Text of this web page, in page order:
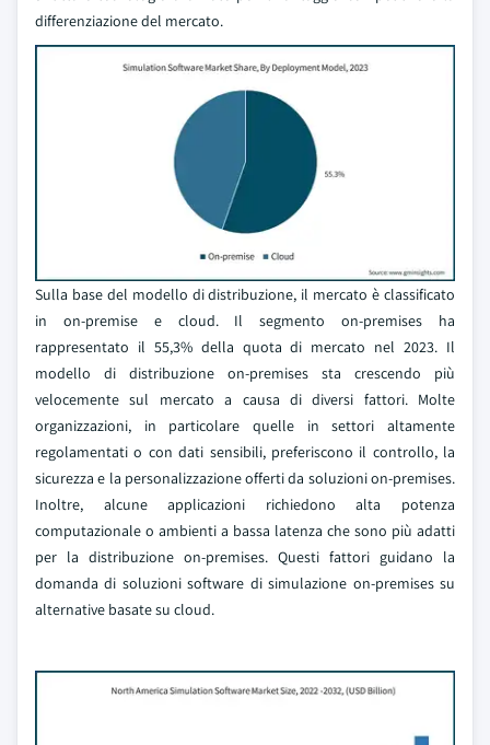
differenziazione del mercato.
Sulla base del modello di distribuzione, il mercato è classificato
in on-premise e cloud. Il segmento on-premises ha
rappresentato il 55,3% della quota di mercato nel 2023. Il
modello di distribuzione on-premises sta crescendo più
velocemente sul mercato a causa di diversi fattori. Molte
organizzazioni, in particolare quelle in settori altamente
regolamentati o con dati sensibili, preferiscono il controllo, la
sicurezza e la personalizzazione offerti da soluzioni on-premises.
Inoltre, alcune applicazioni richiedono alta potenza
computazionale o ambienti a bassa latenza che sono più adatti
per la distribuzione on-premises. Questi fattori guidano la
domanda di soluzioni software di simulazione on-premises su
alternative basate su cloud.